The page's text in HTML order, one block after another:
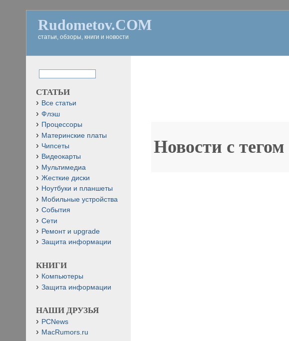
Rudometov.COM
статьи, обзоры, книги и новости
Новости с тегом
СТАТЬИ
Все статьи
Флэш
Процессоры
Материнские платы
Чипсеты
Видеокарты
Мультимедиа
Жесткие диски
Ноутбуки и планшеты
Мобильные устройства
События
Сети
Ремонт и upgrade
Защита информации
КНИГИ
Компьютеры
Защита информации
НАШИ ДРУЗЬЯ
PCNews
MacRumors.ru